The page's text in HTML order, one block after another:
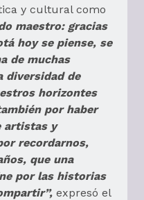
y cultural como
maestro: gracias
hoy se piense, se
de muchas
diversidad de
horizontes
por haber
artistas y
recordarnos,
que una
por las historias
expresó el